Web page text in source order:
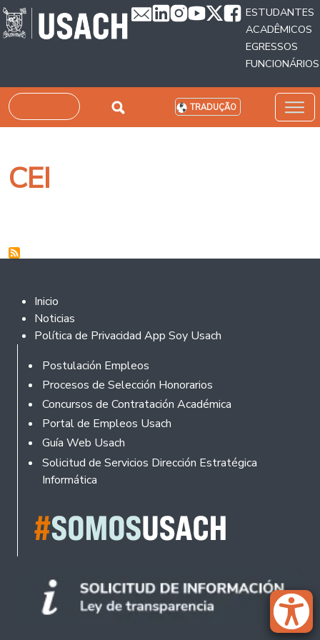
Passar para o conteúdo principal
ESTUDANTES
ACADÊMICOS
EGRESSOS
FUNCIONÁRIOS
Pesquisar TRADUÇÃO
CEI
Footer 2
Inicio
Noticias
Política de Privacidad App Soy Usach
Rodapé
Postulación Empleos
Procesos de Selección Honorarios
Concursos de Contratación Académica
Portal de Empleos Usach
Guía Web Usach
Solicitud de Servicios Dirección Estratégica
Informática